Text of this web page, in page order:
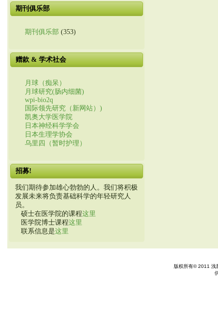
的
新
期刊俱乐部
期刊俱乐部 (353)
赠款 & 学术社会
月球（痴呆）
月球研究(肠内细菌)
wpi-bio2q
国际领先研究（新网站）)
凯奥大学医学院
日本神经科学学会
日本生理学协会
乌里四（暂时护理）
招募!
我们期待参加雄心勃勃的人。我们将积极
发展未来将负责基础科学的年轻研究人
员。
硕士在医学院的课程这里
医学院博士课程这里
联系信息是这里
版权所有© 2011 浅